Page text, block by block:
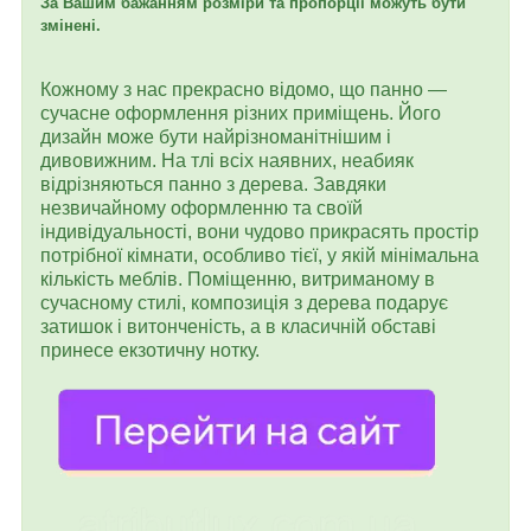
змінені.
Кожному з нас прекрасно відомо, що панно —
сучасне оформлення різних приміщень. Його
дизайн може бути найрізноманітнішим і
дивовижним. На тлі всіх наявних, неабияк
відрізняються панно з дерева. Завдяки
незвичайному оформленню та своїй
індивідуальності, вони чудово прикрасять простір
потрібної кімнати, особливо тієї, у якій мінімальна
кількість меблів. Поміщенню, витриманому в
сучасному стилі, композиція з дерева подарує
затишок і витонченість, а в класичній обставі
принесе екзотичну нотку.